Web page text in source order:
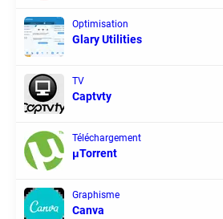
Optimisation
Glary Utilities
TV
Captvty
Téléchargement
μTorrent
Graphisme
Canva